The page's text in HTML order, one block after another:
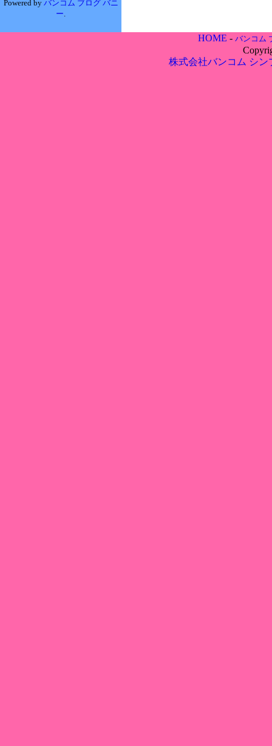
Powered by バンコム ブログ バニ
ー.
HOME - バンコム
株式会社バンコム シン